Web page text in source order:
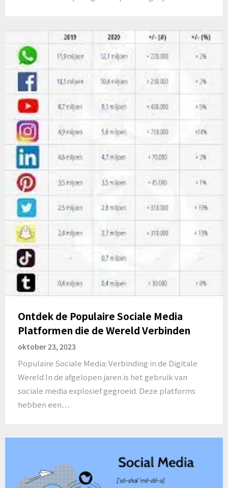
Ontdek de Populaire Sociale Media
Platformen die de Wereld Verbinden
oktober 23, 2023
Populaire Sociale Media: Verbinding in de Digitale
Wereld In de afgelopen jaren is het gebruik van
sociale media explosief gegroeid. Deze platforms
hebben een…